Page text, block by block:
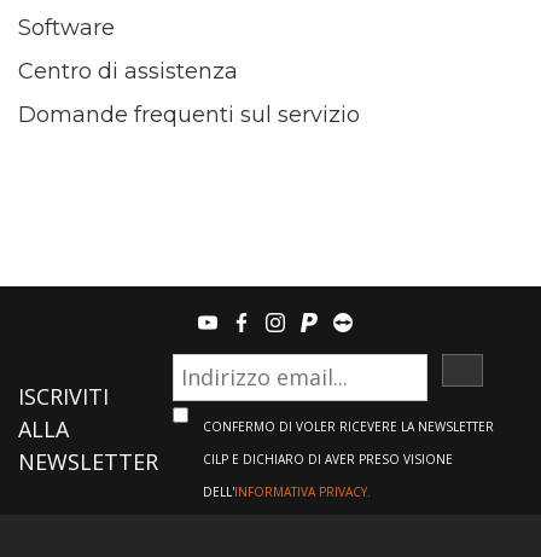
Software
Centro di assistenza
Domande frequenti sul servizio
youtubefacebook
instagram
paypalteamviewer
ISCRIVITI
ALLA
NEWSLETTER
CONFERMO DI VOLER RICEVERE LA NEWSLETTER
CILP E DICHIARO DI AVER PRESO VISIONE
DELL'INFORMATIVA PRIVACY.